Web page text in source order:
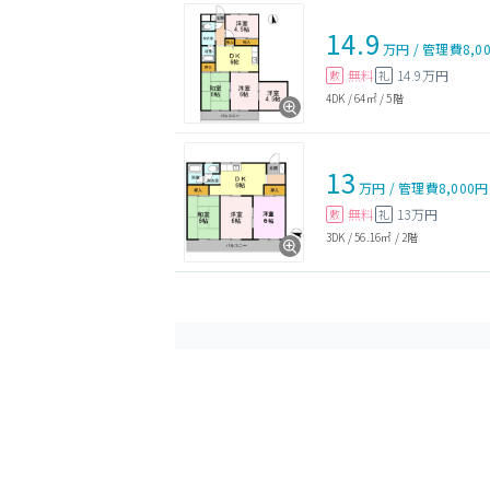
14.9 万円 /管理費
敷 無料 礼 14.9万円
4DK /64㎡/5階
13 万円 /管理費8,000円
敷 無料 礼 13万円
3DK /56.16㎡ / 2階